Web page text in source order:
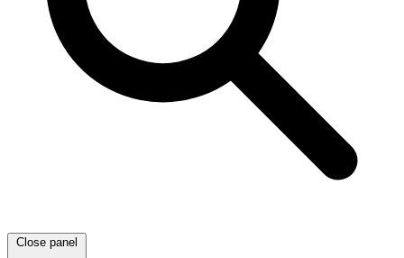
Close panel